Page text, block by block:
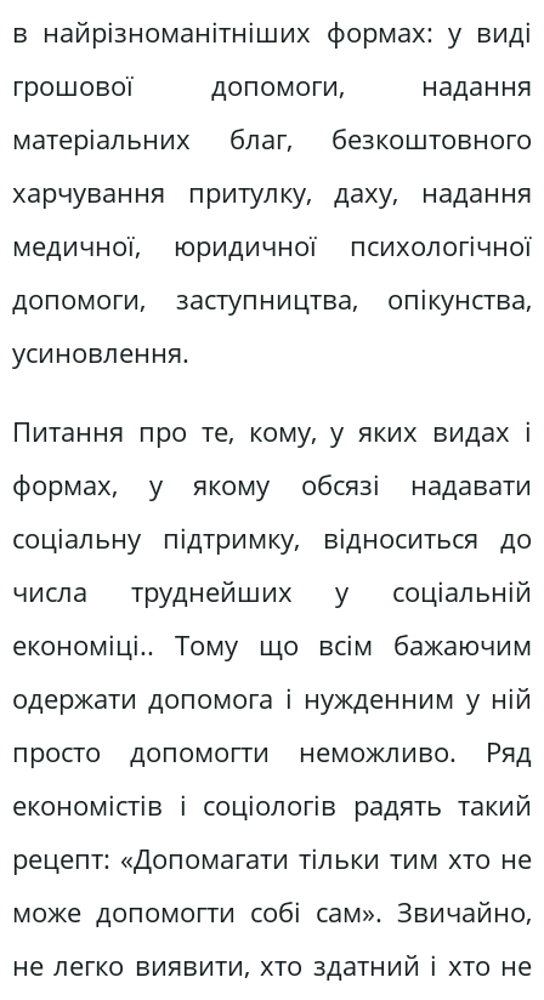
в найрізноманітніших формах: у виді
грошової допомоги, надання
матеріальних благ, безкоштовного
харчування притулку, даху, надання
медичної, юридичної психологічної
допомоги, заступництва, опікунства,
усиновлення.
Питання про те, кому, у яких видах і
формах, у якому обсязі надавати
соціальну підтримку, відноситься до
числа труднейших у соціальній
економіці.. Тому що всім бажаючим
одержати допомога і нужденним у ній
просто допомогти неможливо. Ряд
економістів і соціологів радять такий
рецепт: «Допомагати тільки тим хто не
може допомогти собі сам». Звичайно,
не легко виявити, хто здатний і хто не